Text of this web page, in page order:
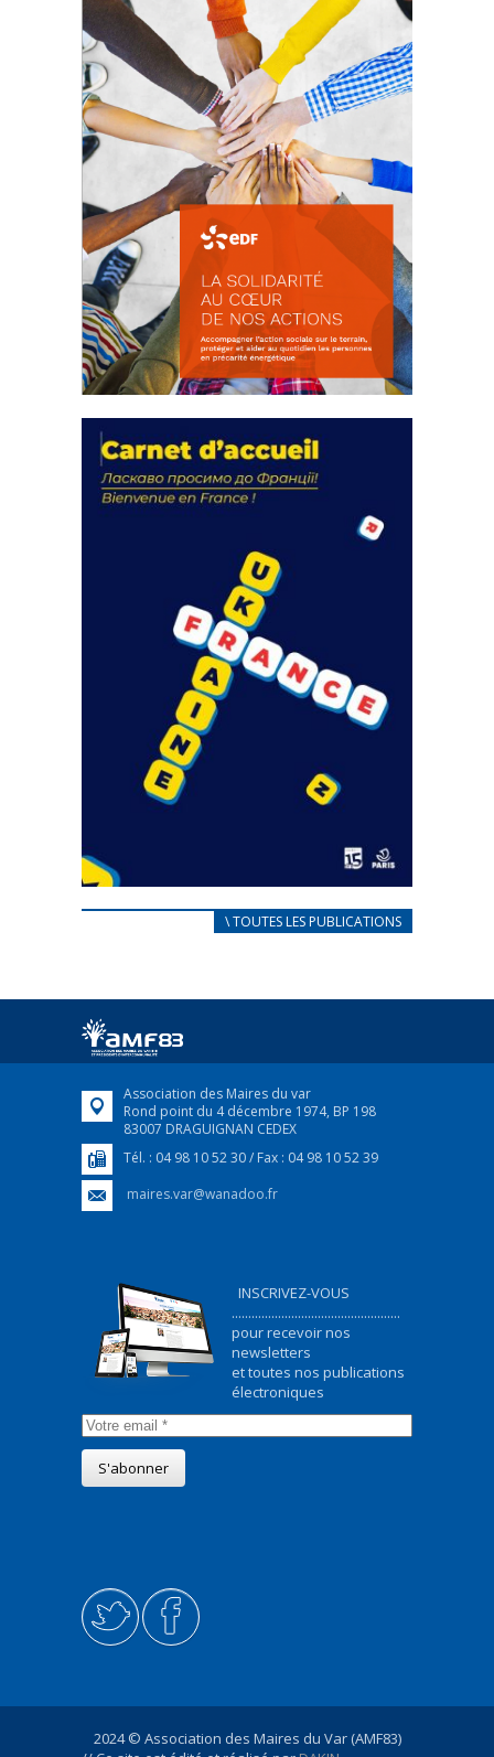
FEUILLETER
actions
18 septembre 2023
FEUILLETER
CARNET D’ACCUEIL
Afin d’accompagner au mieux les réfugiés
FEUILLETER
\ TOUTES LES PUBLICATIONS
Association des Maires du var
Rond point du 4 décembre 1974, BP 198
83007 DRAGUIGNAN CEDEX
Tél. : 04 98 10 52 30 / Fax : 04 98 10 52 39
maires.var@wanadoo.fr
INSCRIVEZ-VOUS
...................................................
pour recevoir nos
newsletters
et toutes nos publications
électroniques
2024 © Association des Maires du Var (AMF83)